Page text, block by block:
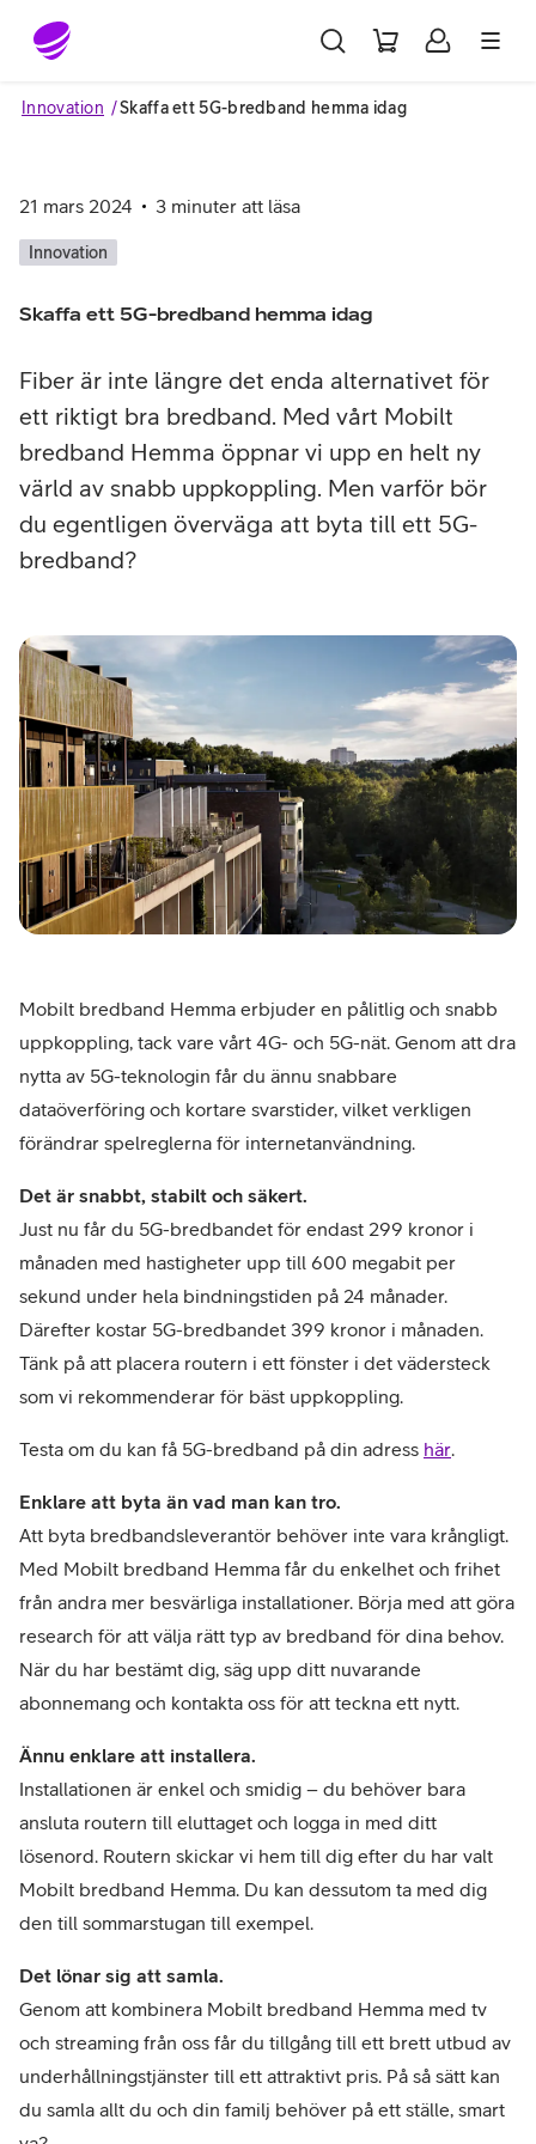
Gå till sidans innehåll
Innovation Skaffa ett 5G-bredband hemma idag
21 mars 2024 3 minuter att läsa
Innovation
Skaffa ett 5G-bredband hemma idag
Fiber är inte längre det enda alternativet för
ett riktigt bra bredband. Med vårt Mobilt
bredband Hemma öppnar vi upp en helt ny
värld av snabb uppkoppling. Men varför bör
du egentligen överväga att byta till ett 5G-
bredband?
Mobilt bredband Hemma erbjuder en pålitlig och snabb
uppkoppling, tack vare vårt 4G- och 5G-nät. Genom att dra
nytta av 5G-teknologin får du ännu snabbare
dataöverföring och kortare svarstider, vilket verkligen
förändrar spelreglerna för internetanvändning.
Det är snabbt, stabilt och säkert.
Just nu får du 5G-bredbandet för endast 299 kronor i
månaden med hastigheter upp till 600 megabit per
sekund under hela bindningstiden på 24 månader.
Därefter kostar 5G-bredbandet 399 kronor i månaden.
Tänk på att placera routern i ett fönster i det vädersteck
som vi rekommenderar för bäst uppkoppling.
Testa om du kan få 5G-bredband på din adress här
Enklare att byta än vad man kan tro.
Att byta bredbandsleverantör behöver inte vara krångligt.
Med Mobilt bredband Hemma får du enkelhet och frihet
från andra mer besvärliga installationer. Börja med att göra
research för att välja rätt typ av bredband för dina behov.
När du har bestämt dig, säg upp ditt nuvarande
abonnemang och kontakta oss för att teckna ett nytt.
Ännu enklare att installera.
Installationen är enkel och smidig – du behöver bara
ansluta routern till eluttaget och logga in med ditt
lösenord. Routern skickar vi hem till dig efter du har valt
Mobilt bredband Hemma. Du kan dessutom ta med dig
den till sommarstugan till exempel.
Det lönar sig att samla.
Genom att kombinera Mobilt bredband Hemma med tv
och streaming från oss får du tillgång till ett brett utbud av
underhållningstjänster till ett attraktivt pris. På så sätt kan
du samla allt du och din familj behöver på ett ställe, smart